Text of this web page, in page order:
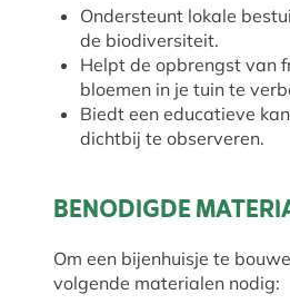
Ondersteunt lokale
de biodiversiteit.
Helpt de opbrengst van
bloemen in je tuin te
Biedt een educatieve
dichtbij te observeren.
BENODIGDE
Om een bijenhuisje te
volgende materialen nodig: